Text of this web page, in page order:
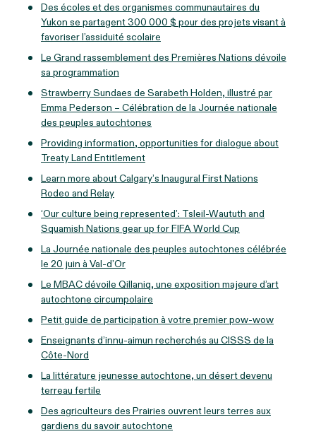
Des écoles et des organismes communautaires du
Yukon se partagent 300 000 $ pour des projets visant à
favoriser l’assiduité scolaire
Le Grand rassemblement des Premières Nations dévoile
sa programmation
Strawberry Sundaes de Sarabeth Holden, illustré par
Emma Pederson – Célébration de la Journée nationale
des peuples autochtones
Providing information, opportunities for dialogue about
Treaty Land Entitlement
Learn more about Calgary’s Inaugural First Nations
Rodeo and Relay
‘Our culture being represented’: Tsleil-Waututh and
Squamish Nations gear up for FIFA World Cup
La Journée nationale des peuples autochtones célébrée
le 20 juin à Val-d’Or
Le MBAC dévoile Qillaniq, une exposition majeure d’art
autochtone circumpolaire
Petit guide de participation à votre premier pow-wow
Enseignants d’innu-aimun recherchés au CISSS de la
Côte-Nord
La littérature jeunesse autochtone, un désert devenu
terreau fertile
Des agriculteurs des Prairies ouvrent leurs terres aux
gardiens du savoir autochtone